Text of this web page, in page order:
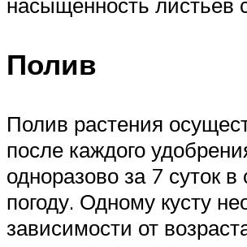
Полив
Полив растения
после каждого
одноразово за 7 суток в
погоду. Одному кусту
зависимости от